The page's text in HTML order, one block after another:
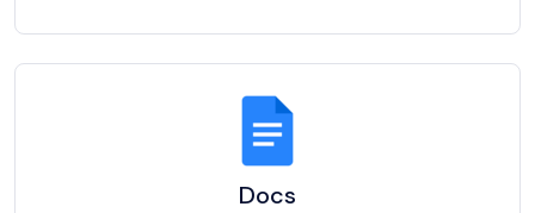
Docs